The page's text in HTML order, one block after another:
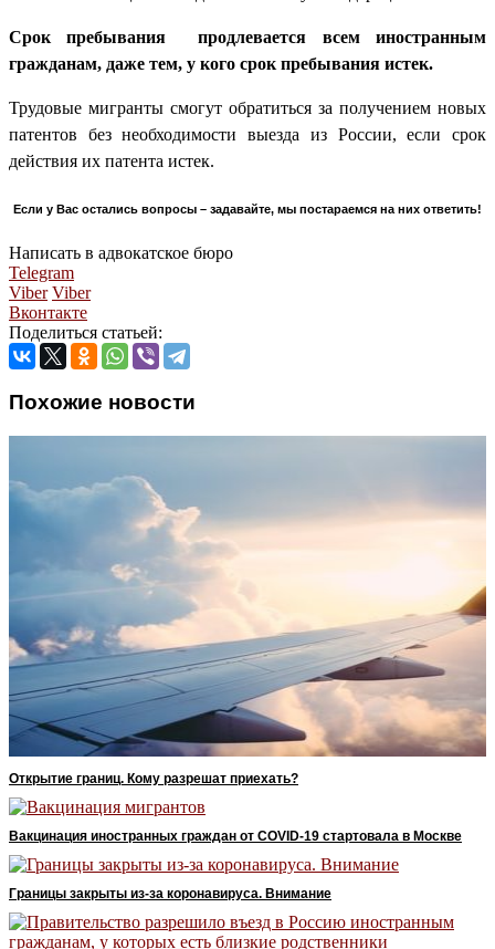
Срок пребывания продлевается всем иностранным
гражданам, даже тем, у кого срок пребывания истек.
Трудовые мигранты смогут обратиться за получением новых
патентов без необходимости выезда из России, если срок
действия их патента истек.
Если у Вас остались вопросы – задавайте, мы постараемся на них ответить!
Написать в адвокатское бюро
Telegram
Viber Viber
Вконтакте
Поделиться статьей:
Похожие новости
Открытие границ. Кому разрешат приехать?
Вакцинация иностранных граждан от COVID-19 стартовала в Москве
Границы закрыты из-за коронавируса. Внимание